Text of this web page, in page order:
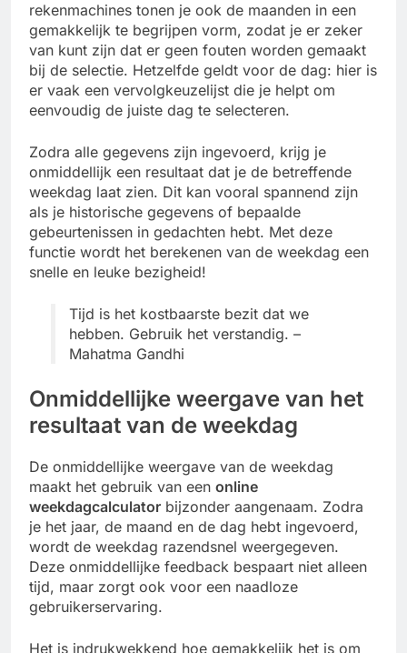
rekenmachines tonen je ook de maanden in een
gemakkelijk te begrijpen vorm, zodat je er zeker
van kunt zijn dat er geen fouten worden gemaakt
bij de selectie. Hetzelfde geldt voor de dag: hier is
er vaak een vervolgkeuzelijst die je helpt om
eenvoudig de juiste dag te selecteren.
Zodra alle gegevens zijn ingevoerd, krijg je
onmiddellijk een resultaat dat je de betreffende
weekdag laat zien. Dit kan vooral spannend zijn
als je historische gegevens of bepaalde
gebeurtenissen in gedachten hebt. Met deze
functie wordt het berekenen van de weekdag een
snelle en leuke bezigheid!
Tijd is het kostbaarste bezit dat we
hebben. Gebruik het verstandig. –
Mahatma Gandhi
Onmiddellijke weergave van het
resultaat van de weekdag
De onmiddellijke weergave van de weekdag
maakt het gebruik van een online
weekdagcalculator bijzonder aangenaam. Zodra
je het jaar, de maand en de dag hebt ingevoerd,
wordt de weekdag razendsnel weergegeven.
Deze onmiddellijke feedback bespaart niet alleen
tijd, maar zorgt ook voor een naadloze
gebruikerservaring.
Het is indrukwekkend hoe gemakkelijk het is om